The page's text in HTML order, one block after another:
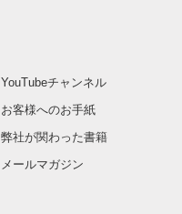
YouTubeチャンネル
お客様へのお手紙
弊社が関わった書籍
メールマガジン